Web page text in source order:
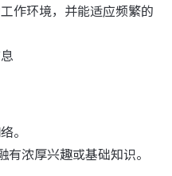
作环境，并能适应频繁的
。
浓厚兴趣或基础知识。